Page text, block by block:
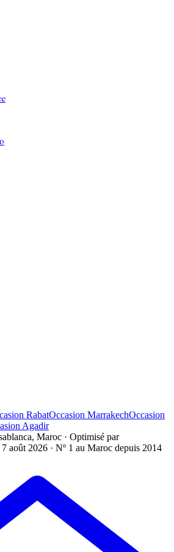
RabatOccasion MarrakechOccasion
Agadir
Maroc · Optimisé par
7 août 2026 · Nº 1 au Maroc depuis 2014